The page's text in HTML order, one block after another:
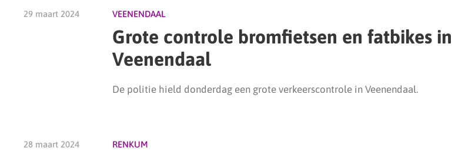
29 maart 2024 VEENENDAAL
Grote controle bromfietsen en fatbikes in
Veenendaal
De politie hield donderdag een grote verkeerscontrole in Veenendaal.
28 maart 2024 RENKUM